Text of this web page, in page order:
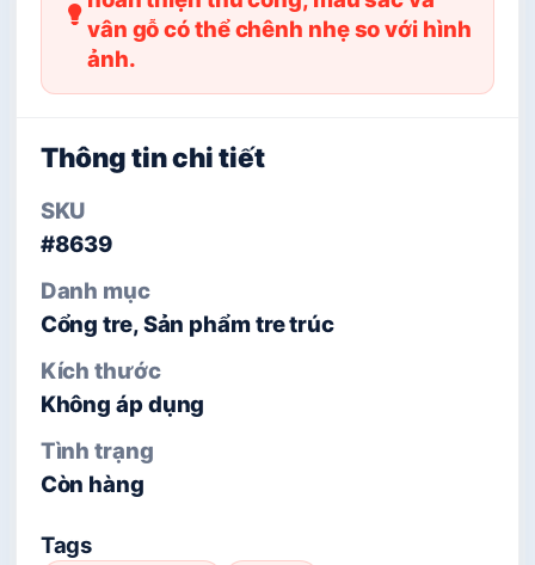
vân gỗ có thể chênh nhẹ so với hình
ảnh.
Thông tin chi tiết
SKU
#8639
Danh mục
Cổng tre, Sản phẩm tre trúc
Kích thước
Không áp dụng
Tình trạng
Còn hàng
Tags